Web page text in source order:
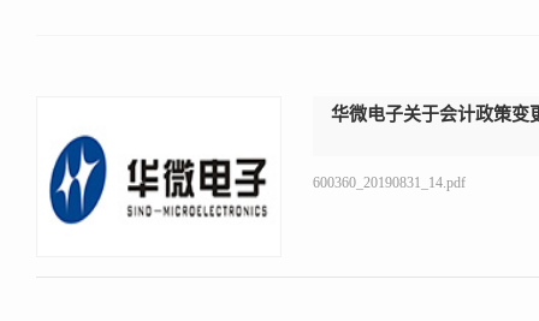
华微电子关于会计政策变
600360_20190831_14.pdf